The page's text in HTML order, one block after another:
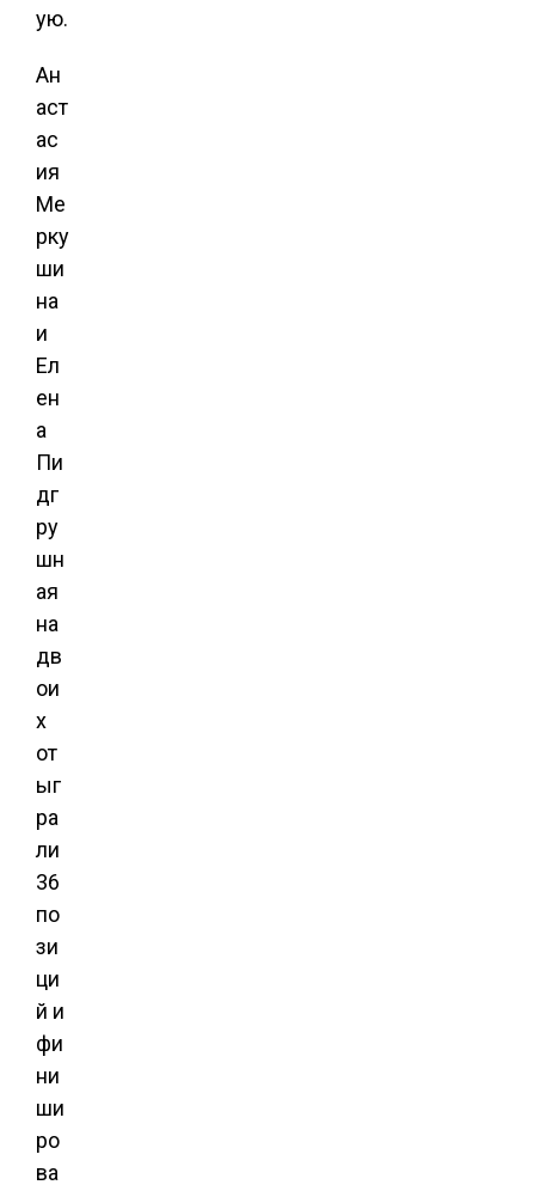
ую.
Ан
аст
ас
ия
Ме
рку
ши
на
и
Ел
ен
а
Пи
дг
ру
шн
ая
на
дв
ои
х
от
ыг
ра
ли
36
по
зи
ци
й и
фи
ни
ши
ро
ва